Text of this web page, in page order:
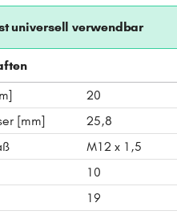
universell verwendbar
20
[mm]
25,8
M12 x 1,5
10
19